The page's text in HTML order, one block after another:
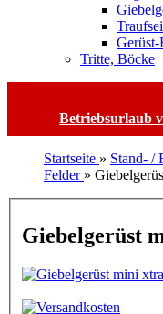
Tritte, Böcke
Betriebsurlaub
Startseite » Stand- /
Felder »
Giebelgerüst